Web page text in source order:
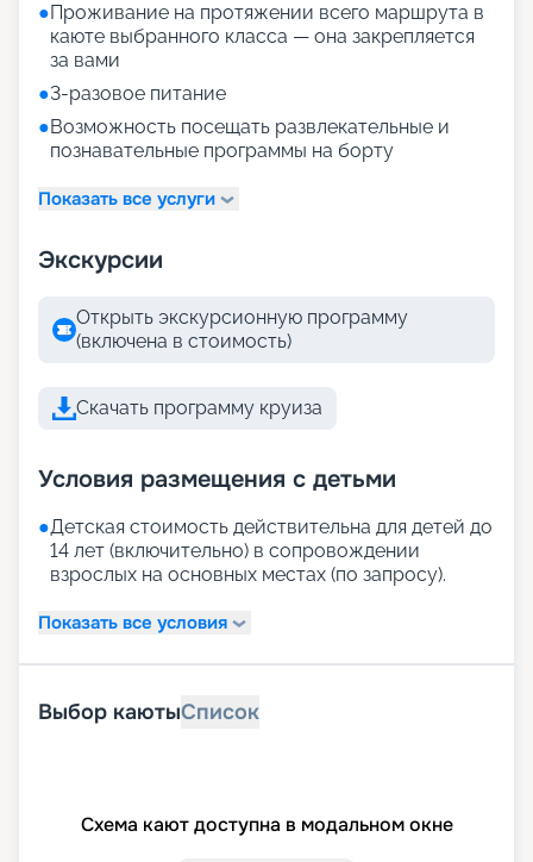
●Проживание на протяжении всего маршрута в
каюте выбранного класса — она закрепляется
за вами
●3-разовое питание
●Возможность посещать развлекательные и
познавательные программы на борту
Показать все услуги
Экскурсии
Открыть экскурсионную программу
(включена в стоимость)
Скачать программу круиза
Условия размещения с детьми
●Детская стоимость действительна для детей до
14 лет (включительно) в сопровождении
взрослых на основных местах (по запросу).
Показать все условия
Выбор каютыСписок
Схема кают доступна в модальном окне